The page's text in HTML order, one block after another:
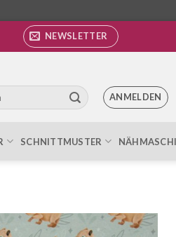
NEWSLETTER
ANMELDEN
SCHNITTMUSTER